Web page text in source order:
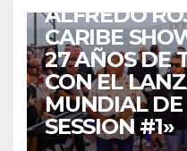
ALFREDO
CARIBE
27 AÑOS DE
CON EL
MUNDIAL DE
SESSION #1»